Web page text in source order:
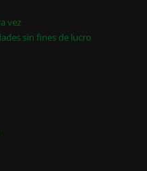
vez
sin fines de lucro